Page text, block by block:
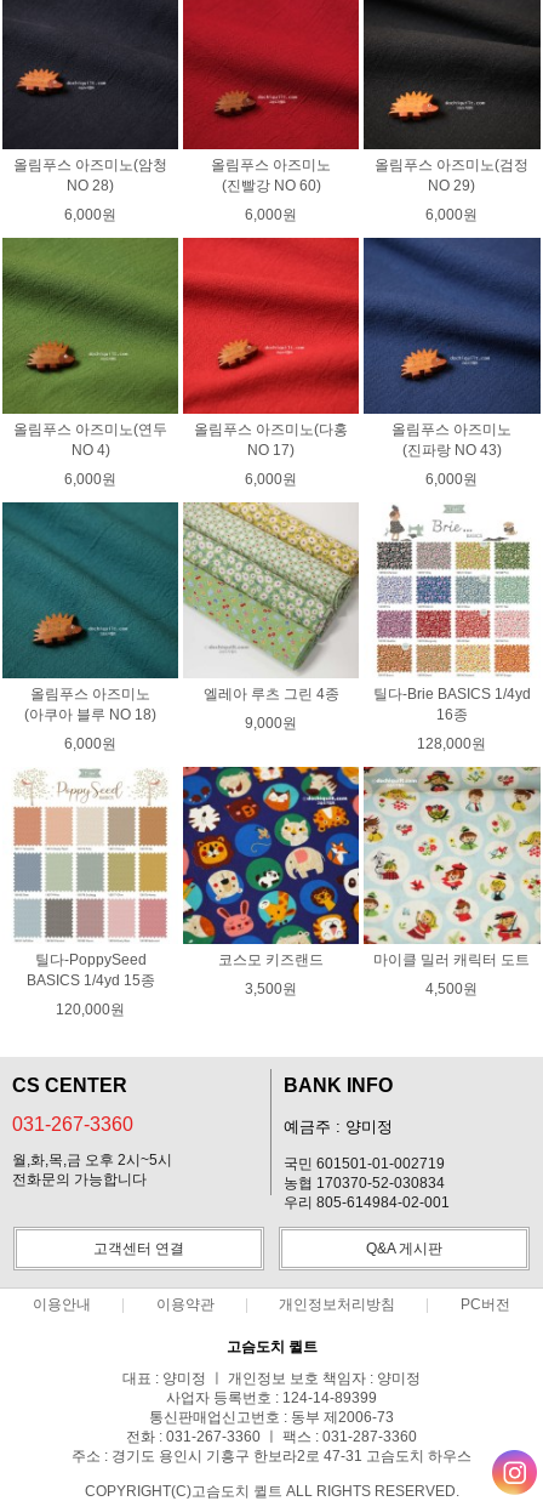
올림푸스 아즈미노(암청
NO 28)
6,000원
올림푸스 아즈미노
(진빨강 NO 60)
6,000원
올림푸스 아즈미노(검정
NO 29)
6,000원
올림푸스 아즈미노(연두
NO 4)
6,000원
올림푸스 아즈미노(다홍
NO 17)
6,000원
올림푸스 아즈미노
(진파랑 NO 43)
6,000원
올림푸스 아즈미노
(아쿠아 블루 NO 18)
6,000원
엘레아 루츠 그린 4종
9,000원
틸다-Brie BASICS 1/4yd
16종
128,000원
틸다-PoppySeed
BASICS 1/4yd 15종
120,000원
코스모 키즈랜드
3,500원
마이클 밀러 캐릭터 도트
4,500원
CS CENTER
031-267-3360
월,화,목,금 오후 2시~5시
전화문의 가능합니다
BANK INFO
예금주 : 양미정
국민 601501-01-002719
농협 170370-52-030834
우리 805-614984-02-001
고객센터 연결 Q&A 게시판
이용안내 이용약관 개인정보처리방침 PC버전
고슴도치 퀼트
대표 : 양미정 ㅣ 개인정보 보호 책임자 : 양미정
사업자 등록번호 : 124-14-89399
통신판매업신고번호 : 동부 제2006-73
전화 : 031-267-3360 ㅣ 팩스 : 031-287-3360
주소 : 경기도 용인시 기흥구 한보라2로 47-31 고슴도치 하우스
COPYRIGHT(C)고슴도치 퀼트 ALL RIGHTS RESERVED.